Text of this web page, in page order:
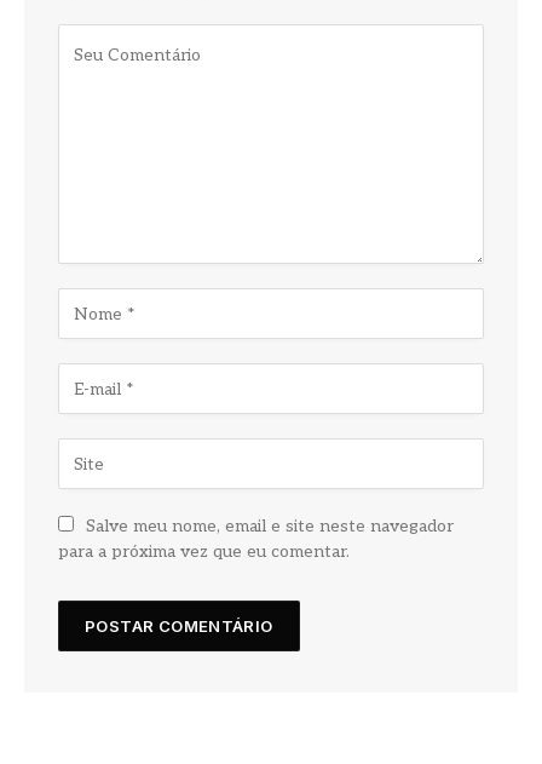
Salve meu nome, email e site neste navegador
para a próxima vez que eu comentar.